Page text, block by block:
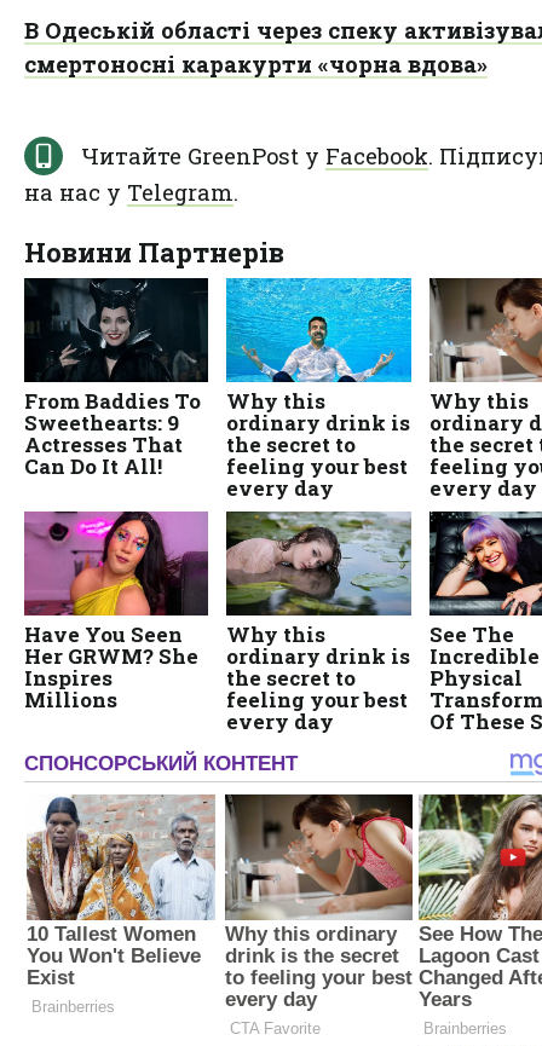
В Одеській області через спеку
смертоносні каракурти «чорна вдова»
Читайте GreenPost у Facebook.
на нас у Telegram.